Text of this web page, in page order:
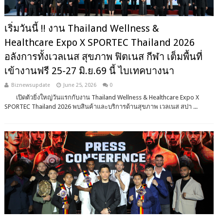
เริ่มวันนี้ !! งาน Thailand Wellness &
Healthcare Expo X SPORTEC Thailand 2026
อลังการทั้งเวลเนส สุขภาพ ฟิตเนส กีฬา เต็มพื้นที่
เข้างานฟรี 25-27 มิ.ย.69 นี้ ไบเทคบางนา
Biznewsupdate June 25, 2026 0
เปิดตัวยิ่งใหญ่วันแรกกับงาน Thailand Wellness & Healthcare Expo X
SPORTEC Thailand 2026 พบสินค้าและบริการด้านสุขภาพ เวลเนส สปา ...